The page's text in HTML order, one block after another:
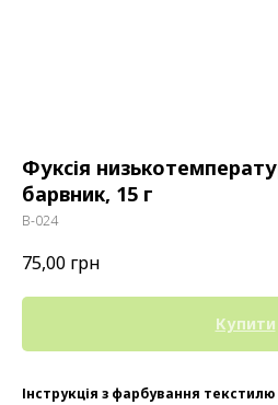
Фуксія
барвник, 15 г
В-024
75,00 грн
Купити
Інструкція з фарбування